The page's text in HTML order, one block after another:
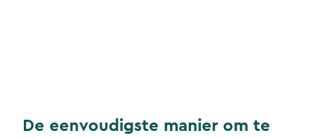
De eenvoudigste manier om te